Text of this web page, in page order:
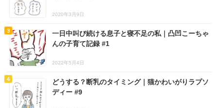
2020年3月9日
一日中叫び続ける息子と寝不足の私｜凸凹こーちゃ
んの子育て記録 #1
2022年5月4日
どうする？断乳のタイミング｜猫かわいがりラプソ
ディー #9